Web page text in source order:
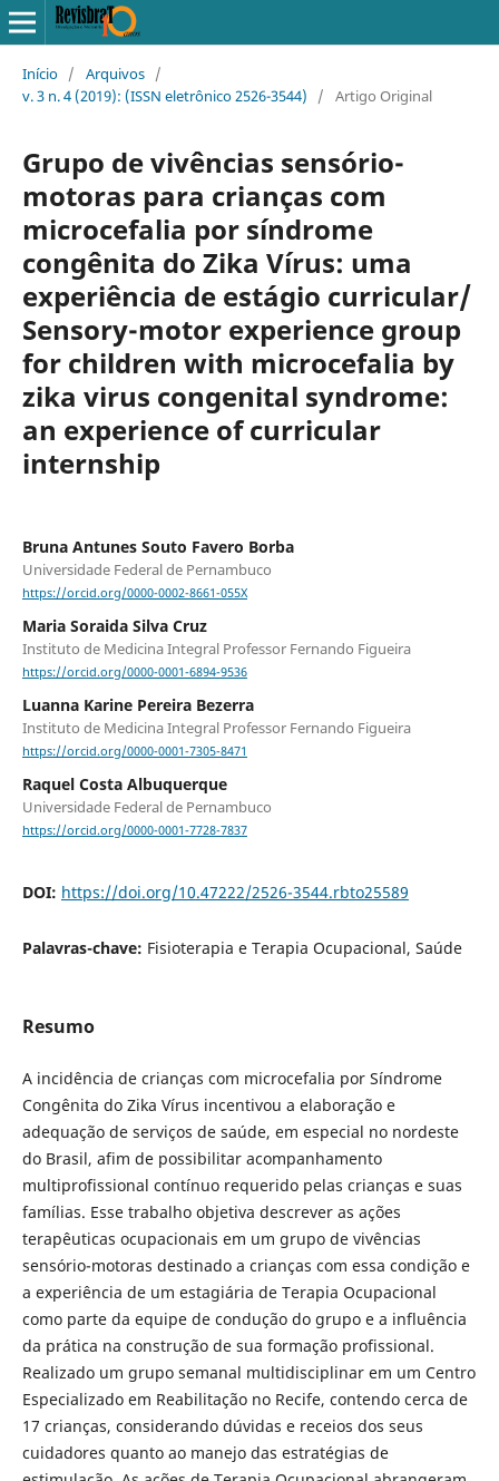
Início / Arquivos /
v. 3 n. 4 (2019): (ISSN eletrônico 2526-3544)
/ Artigo Original
Grupo de vivências sensório-
motoras para crianças com
microcefalia por síndrome
congênita do Zika Vírus: uma
experiência de estágio curricular/
Sensory-motor experience group
for children with microcefalia by
zika virus congenital syndrome:
an experience of curricular
internship
Bruna Antunes Souto Favero Borba
Universidade Federal de Pernambuco
https://orcid.org/0000-0002-8661-055X
Maria Soraida Silva Cruz
Instituto de Medicina Integral Professor Fernando Figueira
https://orcid.org/0000-0001-6894-9536
Luanna Karine Pereira Bezerra
Instituto de Medicina Integral Professor Fernando Figueira
https://orcid.org/0000-0001-7305-8471
Raquel Costa Albuquerque
Universidade Federal de Pernambuco
https://orcid.org/0000-0001-7728-7837
DOI: https://doi.org/10.47222/2526-3544.rbto25589
Palavras-chave: Fisioterapia e Terapia Ocupacional, Saúde
Resumo
A incidência de crianças com microcefalia por Síndrome
Congênita do Zika Vírus incentivou a elaboração e
adequação de serviços de saúde, em especial no nordeste
do Brasil, afim de possibilitar acompanhamento
multiprofissional contínuo requerido pelas crianças e suas
famílias. Esse trabalho objetiva descrever as ações
terapêuticas ocupacionais em um grupo de vivências
sensório-motoras destinado a crianças com essa condição e
a experiência de um estagiária de Terapia Ocupacional
como parte da equipe de condução do grupo e a influência
da prática na construção de sua formação profissional.
Realizado um grupo semanal multidisciplinar em um Centro
Especializado em Reabilitação no Recife, contendo cerca de
17 crianças, considerando dúvidas e receios dos seus
cuidadores quanto ao manejo das estratégias de